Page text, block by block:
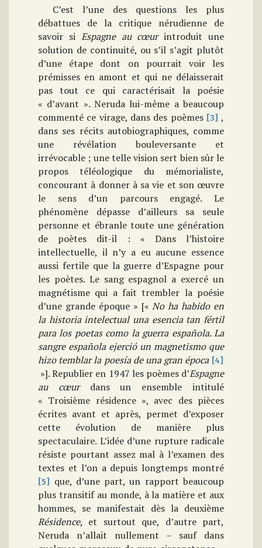
C’est l’une des questions les plus
débattues de la critique nérudienne de
savoir si Espagne au cœurintroduit une
solution de continuité, ou s’il s’agit plutôt
d’une étape dont on pourrait voir les
prémisses en amont et qui ne délaisserait
pas tout ce qui caractérisait la poésie
« d’avant ». Neruda lui-même a beaucoup
commenté ce virage, dans des poèmes [3] ,
dans ses récits autobiographiques, comme
une révélation bouleversante et
irrévocable ; une telle vision sert bien sûr le
propos téléologique du mémorialiste,
concourant à donner à sa vie et son œuvre
le sens d’un parcours engagé. Le
phénomène dépasse d’ailleurs sa seule
personne et ébranle toute une génération
de poètes dit-il : « Dans l’histoire
intellectuelle, il n’y a eu aucune essence
aussi fertile que la guerre d’Espagne pour
les poètes. Le sang espagnol a exercé un
magnétisme qui a fait trembler la poésie
d’une grande époque » [«No ha habido en
la historia intelectual una esencia tan fértil
para los poetas como la guerra española. La
sangre española ejerció un magnetismo que
hizo temblar la poesía de una gran época [4]
»]. Republier en 1947 les poèmes d’Espagne
au cœur dans un ensemble intitulé
« Troisième résidence », avec des pièces
écrites avant et après, permet d’exposer
cette évolution de manière plus
spectaculaire. L’idée d’une rupture radicale
résiste pourtant assez mal à l’examen des
textes et l’on a depuis longtemps montré
[5]
que, d’une part, un rapport beaucoup
plus transitif au monde, à la matière et aux
hommes, se manifestait dès la deuxième
Résidence, et surtout que, d’autre part,
Neruda n’allait nullement – sauf dans